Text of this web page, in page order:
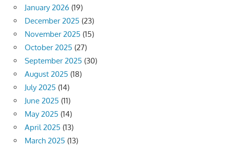
January 2026 (19)
December 2025 (23)
November 2025 (15)
October 2025 (27)
September 2025 (30)
August 2025 (18)
July 2025 (14)
June 2025 (11)
May 2025 (14)
April 2025 (13)
March 2025 (13)